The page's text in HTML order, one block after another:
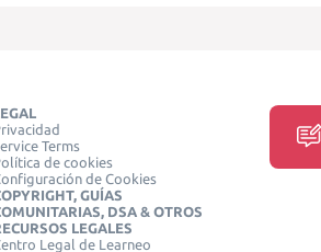
Terms
de cookies
de Cookies
GUÍAS
DSA & OTROS
LEGALES
Legal de Learneo